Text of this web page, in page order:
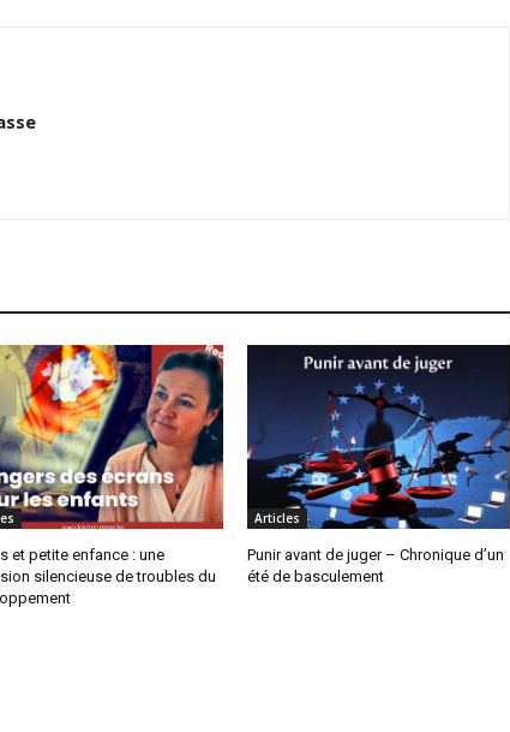
et petite enfance : une
silencieuse de troubles du
Articles
Punir avant de juger – Chronique d’un
été de basculement